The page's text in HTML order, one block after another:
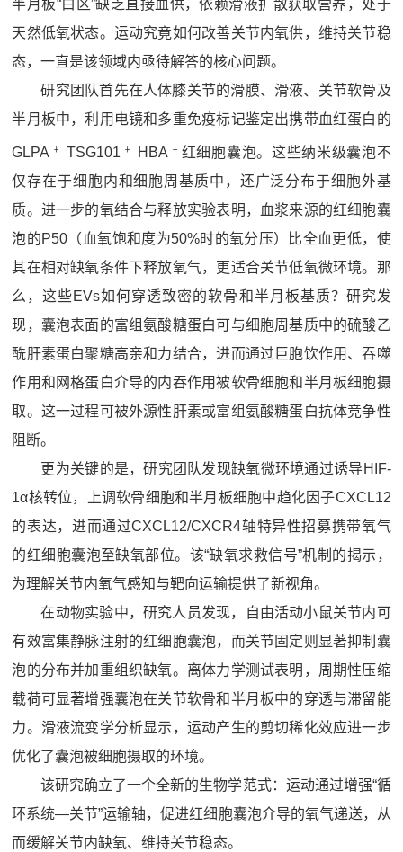
半月板“白区”缺乏直接血供，依赖滑液扩散获取营养，处于
天然低氧状态。运动究竟如何改善关节内氧供，维持关节稳
态，一直是该领域内亟待解答的核心问题。
研究团队首先在人体膝关节的滑膜、滑液、关节软骨及
半月板中，利用电镜和多重免疫标记鉴定出携带血红蛋白的
GLPA ﹢ TSG101 ﹢ HBA ﹢ 红细胞囊泡。这些纳米级囊泡不
仅存在于细胞内和细胞周基质中，还广泛分布于细胞外基
质。进一步的氧结合与释放实验表明，血浆来源的红细胞囊
泡的P50（血氧饱和度为50%时的氧分压）比全血更低，使
其在相对缺氧条件下释放氧气，更适合关节低氧微环境。那
么，这些EVs如何穿透致密的软骨和半月板基质？研究发
现，囊泡表面的富组氨酸糖蛋白可与细胞周基质中的硫酸乙
酰肝素蛋白聚糖高亲和力结合，进而通过巨胞饮作用、吞噬
作用和网格蛋白介导的内吞作用被软骨细胞和半月板细胞摄
取。这一过程可被外源性肝素或富组氨酸糖蛋白抗体竞争性
阻断。
更为关键的是，研究团队发现缺氧微环境通过诱导HIF-
1α核转位，上调软骨细胞和半月板细胞中趋化因子CXCL12
的表达，进而通过CXCL12/CXCR4轴特异性招募携带氧气
的红细胞囊泡至缺氧部位。该“缺氧求救信号”机制的揭示，
为理解关节内氧气感知与靶向运输提供了新视角。
在动物实验中，研究人员发现，自由活动小鼠关节内可
有效富集静脉注射的红细胞囊泡，而关节固定则显著抑制囊
泡的分布并加重组织缺氧。离体力学测试表明，周期性压缩
载荷可显著增强囊泡在关节软骨和半月板中的穿透与滞留能
力。滑液流变学分析显示，运动产生的剪切稀化效应进一步
优化了囊泡被细胞摄取的环境。
该研究确立了一个全新的生物学范式：运动通过增强“循
环系统—关节”运输轴，促进红细胞囊泡介导的氧气递送，从
而缓解关节内缺氧、维持关节稳态。